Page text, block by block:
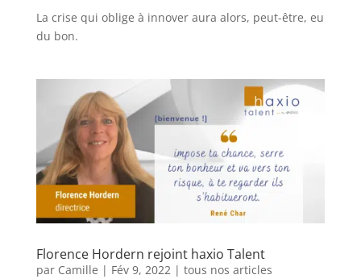
La crise qui oblige à innover aura alors, peut-être, eu
du bon.
Florence Hordern rejoint haxio Talent
par Camille | Fév 9, 2022| tous nos articles